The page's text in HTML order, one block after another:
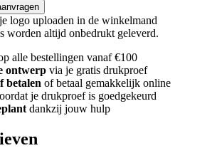
logo uploaden in de winkelmand
worden altijd onbedrukt geleverd.
alle bestellingen vanaf €100
ontwerp via je gratis drukproef
betalen of betaal gemakkelijk online
je drukproef is goedgekeurd
dankzij jouw hulp